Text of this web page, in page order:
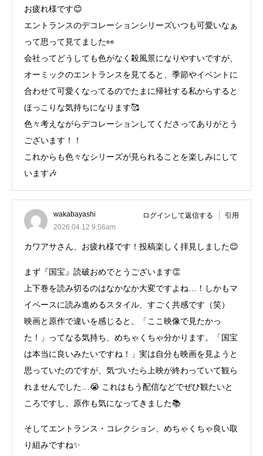
お疲れ様です😊
エントランスのデコレーションシリーズいつも可愛いなぁ
って思って見てました👀
会社ってどうしても色がなく殺風景になりやすいですが、
オーミックのエントランスを見てると、季節やイベントに
合わせて可愛くなってるのでたまに帰社する私からすると
ほっこりな気持ちになります🥰
色々考えながらデコレーションしてくださってありがとう
ございます！！
これからも色々なシリーズが見られることを楽しみにして
います🎶
wakabayashi
2026.04.12 9:56am
ログインして返信する 引用
カワアサさん、お疲れ様です！投稿楽しく拝見しました😊
まず『国宝』読破おめでとうございます👏
上下巻を読み切るのはなかなか大変ですよね…！しかもマ
イペースに読み進めるスタイル、すごく共感です（笑）
映画と原作で違いを感じると、「ここ映像で見たかっ
た！」ってなる気持ち、めちゃくちゃ分かります。「国宝
は本当に良いみたいですね！」実は自分も映画を見ようと
思っていたのですが、気づいたら上映が終わっていて観ら
れませんでした…😭 これはもう配信などでぜひ観たいと
ころですし、原作も気になってきました📚
そしてエントランス・コレクション、めちゃくちゃ良い取
り組みですね✨